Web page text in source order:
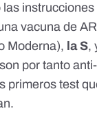
las instrucciones
vacuna de
Moderna), la S,
por tanto
primeros test